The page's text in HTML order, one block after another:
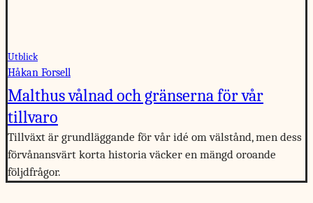
Utblick
Håkan Forsell
Malthus vålnad och gränserna för vår
tillvaro
Tillväxt är grundläggande för vår idé om välstånd, men dess
förvånansvärt korta historia väcker en mängd oroande
följdfrågor.